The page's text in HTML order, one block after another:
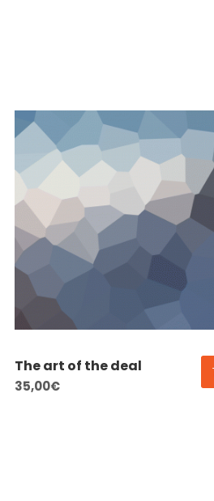
The art of the deal
35,00€